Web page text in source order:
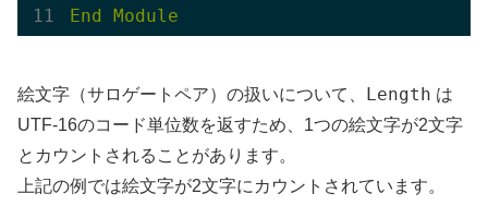
End
Module
絵文字（サロゲートペア）の扱いについて、 Length は
UTF-16のコード単位数を返すため、1つの絵文字が2文字
とカウントされることがあります。
上記の例では絵文字が2文字にカウントされています。